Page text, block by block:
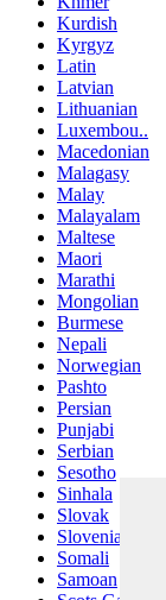
Kurdish
Kyrgyz
Latin
Latvian
Lithuanian
Luxembou..
Macedonian
Malagasy
Malay
Malayalam
Maltese
Maori
Marathi
Mongolian
Burmese
Nepali
Norwegian
Pashto
Persian
Punjabi
Serbian
Sesotho
Sinhala
Slovak
Slovenian
Somali
Samoan